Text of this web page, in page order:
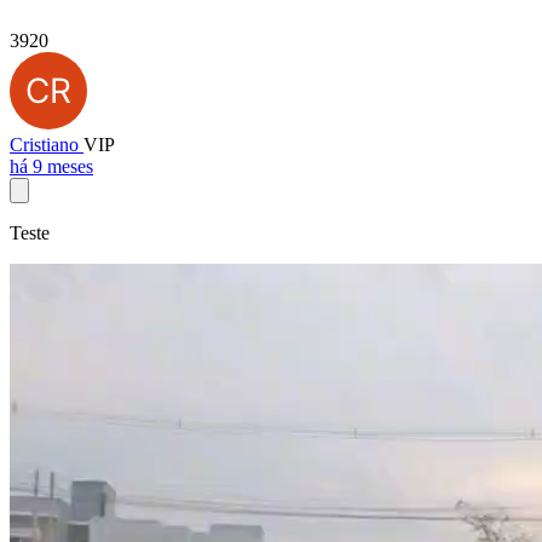
3920
Cristiano VIP
há 9 meses
Teste